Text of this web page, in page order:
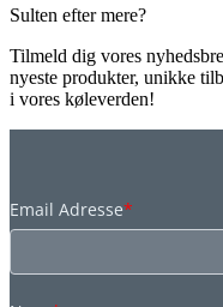
Sulten efter mere?
Tilmeld dig vores
nyeste produkter, unikke
i vores køleverden!
Email Adresse*